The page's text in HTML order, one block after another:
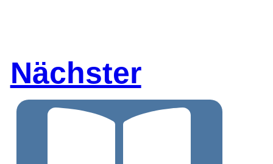
Nächster